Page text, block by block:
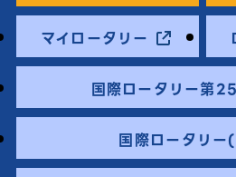
マイロータリー
国際ロータリー第
国際ロータリ